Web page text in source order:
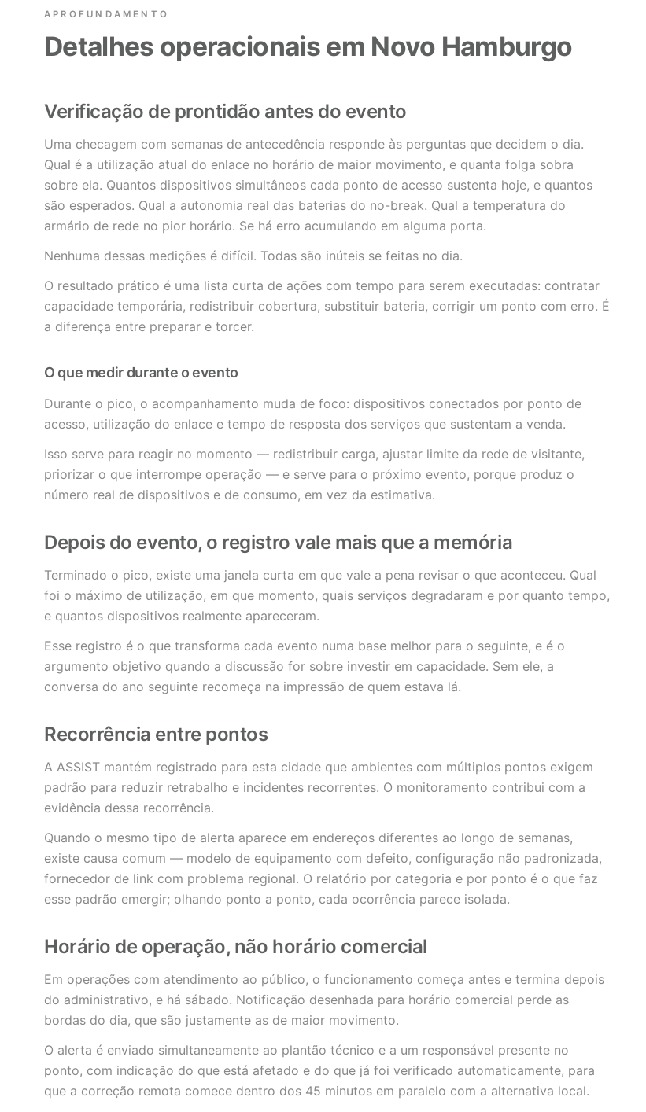
APROFUNDAMENTO
Detalhes operacionais em Novo Hamburgo
Verificação de prontidão antes do evento
Uma checagem com semanas de antecedência responde às perguntas que decidem o dia.
Qual é a utilização atual do enlace no horário de maior movimento, e quanta folga sobra
sobre ela. Quantos dispositivos simultâneos cada ponto de acesso sustenta hoje, e quantos
são esperados. Qual a autonomia real das baterias do no-break. Qual a temperatura do
armário de rede no pior horário. Se há erro acumulando em alguma porta.
Nenhuma dessas medições é difícil. Todas são inúteis se feitas no dia.
O resultado prático é uma lista curta de ações com tempo para serem executadas: contratar
capacidade temporária, redistribuir cobertura, substituir bateria, corrigir um ponto com erro. É
a diferença entre preparar e torcer.
O que medir durante o evento
Durante o pico, o acompanhamento muda de foco: dispositivos conectados por ponto de
acesso, utilização do enlace e tempo de resposta dos serviços que sustentam a venda.
Isso serve para reagir no momento — redistribuir carga, ajustar limite da rede de visitante,
priorizar o que interrompe operação — e serve para o próximo evento, porque produz o
número real de dispositivos e de consumo, em vez da estimativa.
Depois do evento, o registro vale mais que a memória
Terminado o pico, existe uma janela curta em que vale a pena revisar o que aconteceu. Qual
foi o máximo de utilização, em que momento, quais serviços degradaram e por quanto tempo,
e quantos dispositivos realmente apareceram.
Esse registro é o que transforma cada evento numa base melhor para o seguinte, e é o
argumento objetivo quando a discussão for sobre investir em capacidade. Sem ele, a
conversa do ano seguinte recomeça na impressão de quem estava lá.
Recorrência entre pontos
A ASSIST mantém registrado para esta cidade que ambientes com múltiplos pontos exigem
padrão para reduzir retrabalho e incidentes recorrentes. O monitoramento contribui com a
evidência dessa recorrência.
Quando o mesmo tipo de alerta aparece em endereços diferentes ao longo de semanas,
existe causa comum — modelo de equipamento com defeito, configuração não padronizada,
fornecedor de link com problema regional. O relatório por categoria e por ponto é o que faz
esse padrão emergir; olhando ponto a ponto, cada ocorrência parece isolada.
Horário de operação, não horário comercial
Em operações com atendimento ao público, o funcionamento começa antes e termina depois
do administrativo, e há sábado. Notificação desenhada para horário comercial perde as
bordas do dia, que são justamente as de maior movimento.
O alerta é enviado simultaneamente ao plantão técnico e a um responsável presente no
ponto, com indicação do que está afetado e do que já foi verificado automaticamente, para
que a correção remota comece dentro dos 45 minutos em paralelo com a alternativa local.